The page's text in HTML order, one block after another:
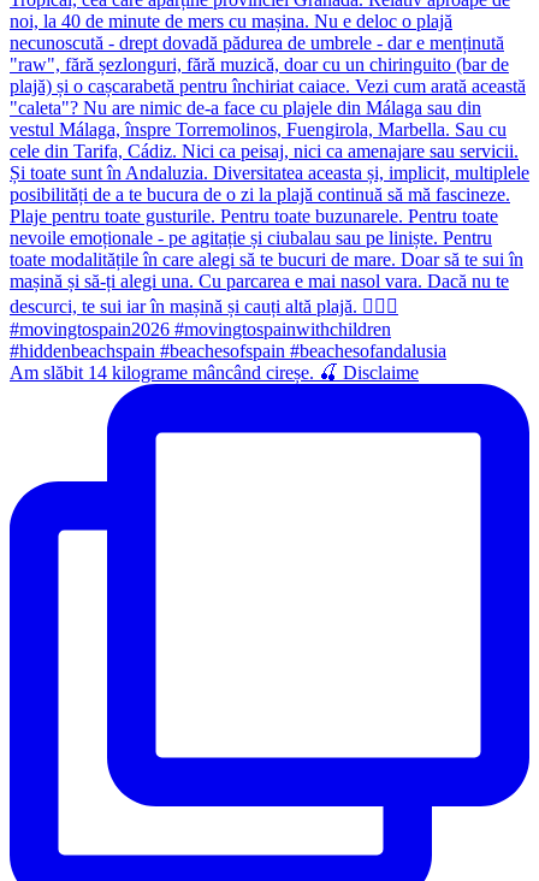
Am slăbit 14 kilograme mâncând cireșe. 🍒 Disclaime